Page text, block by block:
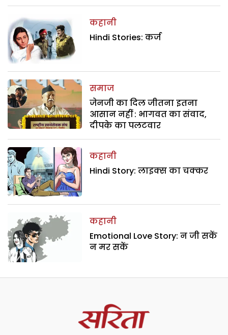
कहानी
Hindi Stories: कर्ज
समाज
जेनजी का दिल जीतना इतना
आसान नहीं : भागवत का संवाद,
दीपके का पलटवार
कहानी
Hindi Story: लाइक्स का चक्कर
कहानी
Emotional Love Story: न जी सकें
न मर सकें